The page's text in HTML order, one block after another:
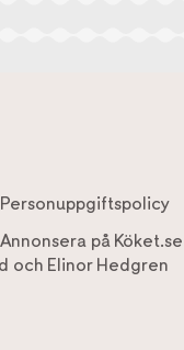
Personuppgiftspolicy
Annonsera på Köket.se
och Elinor Hedgren